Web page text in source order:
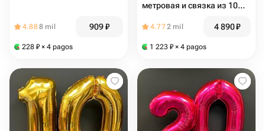
4.888 mil 909₽
228 ₽ × 4 pagos
метровая и связка из 10
4.772 mil 4 890₽
1 223 ₽ × 4 pagos